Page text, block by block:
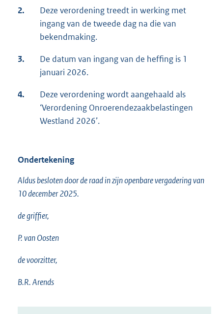
2.
Deze verordening treedt in werking met
ingang van de tweede dag na die van
bekendmaking.
3.
De datum van ingang van de heffing is 1
januari 2026.
4.
Deze verordening wordt aangehaald als
‘Verordening Onroerendezaakbelastingen
Westland 2026’.
Ondertekening
Aldus besloten door de raad in zijn openbare vergadering van
10 december 2025.
de griffier,
P. van Oosten
de voorzitter,
B.R. Arends